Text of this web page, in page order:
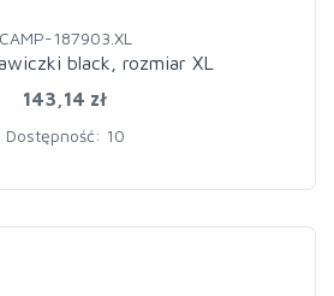
CAMP-187903.XL
black, rozmiar XL
143,14 zł
Dostępność: 10